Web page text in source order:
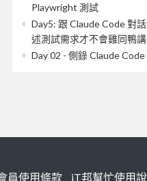
Playwright 測試
Day5: 跟 Claude Code 對
述測試需求才不會雞同鴨講
Day 02 - 側錄 Claude Code
員使用條款 iT邦幫忙使用